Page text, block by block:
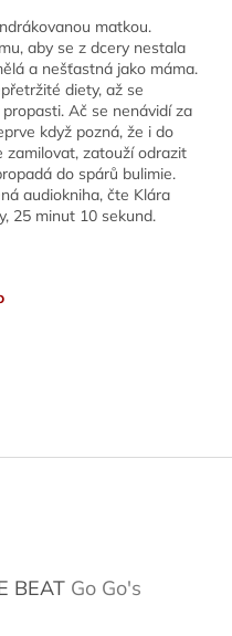
matkou.
aby se z dcery nestala
a nešťastná jako máma.
diety, až se
Ač se nenávidí za
když pozná, že i do
zamilovat, zatouží odrazit
do spárů bulimie.
audiokniha, čte Klára
25 minut 10 sekund.
BEAT Go Go's
z 5 hvězdiček.